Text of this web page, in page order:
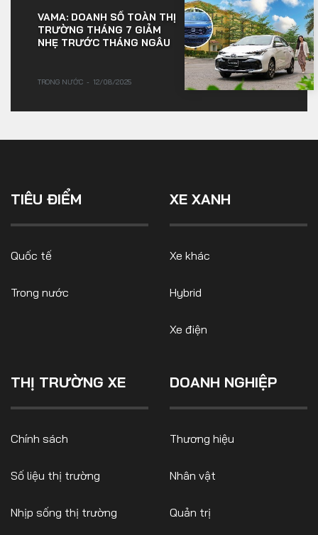
VAMA: DOANH SỐ TOÀN THỊ
TRƯỜNG THÁNG 7 GIẢM
NHẸ TRƯỚC THÁNG NGÂU
TRONG NƯỚC 12/08/2025
TIÊU ĐIỂM
Quốc tế
Trong nước
XE XANH
Xe khác
Hybrid
Xe điện
THỊ TRƯỜNG XE
Chính sách
Số liệu thị trường
Nhịp sống thị trường
DOANH NGHIỆP
Thương hiệu
Nhân vật
Quản trị